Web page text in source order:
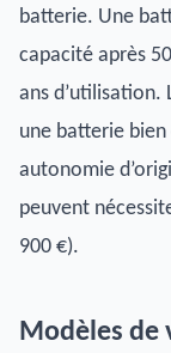
batterie. Une
capacité après
ans d’utilisation.
une batterie
autonomie
peuvent
900 €).
Modèles de